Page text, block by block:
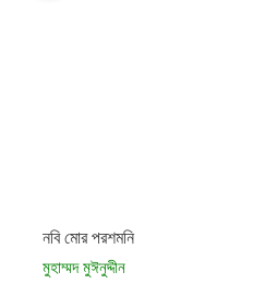
নবি মোর পরশমনি
মুহাম্মদ মুঈনুদ্দীন